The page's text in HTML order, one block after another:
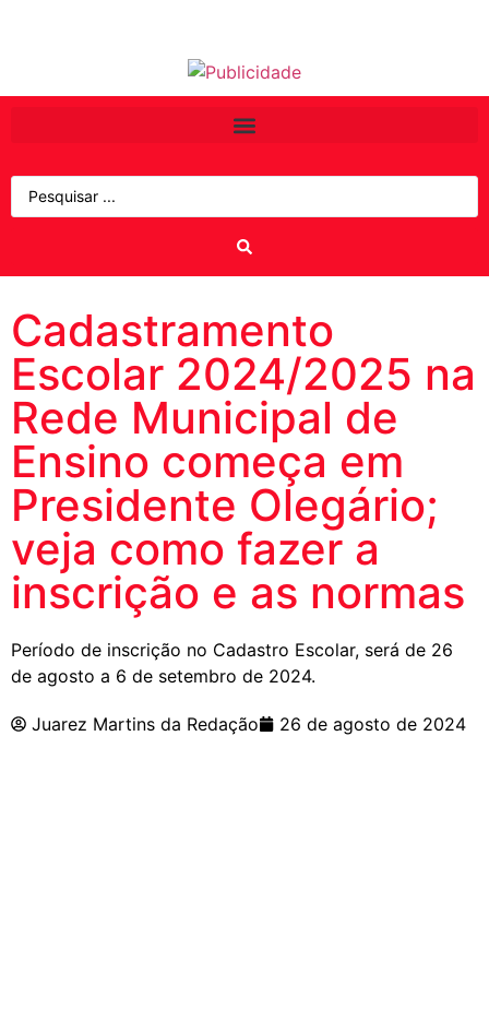
Cadastramento
Escolar 2024/2025 na
Rede Municipal de
Ensino começa em
Presidente Olegário;
veja como fazer a
inscrição e as normas
Período de inscrição no Cadastro Escolar, será de 26
de agosto a 6 de setembro de 2024.
Juarez Martins da Redação 26 de agosto de 2024